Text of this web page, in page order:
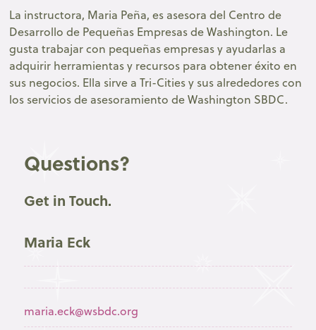
La instructora, Maria Peña, es asesora del Centro de
Desarrollo de Pequeñas Empresas de Washington. Le
gusta trabajar con pequeñas empresas y ayudarlas a
adquirir herramientas y recursos para obtener éxito en
sus negocios. Ella sirve a Tri-Cities y sus alrededores con
los servicios de asesoramiento de Washington SBDC.
Questions?
Get in Touch.
Maria Eck
maria.eck@wsbdc.org